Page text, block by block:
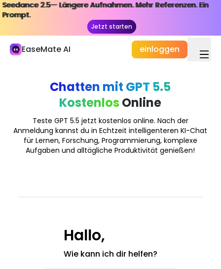
Seedance 2.5— Längere Aufnahmen. Mehr Referenzen. Ein
Prompt.
Jetzt starten
Seedance 2.5— Längere Aufnahmen. Mehr Referenzen. Ein
Prompt.
Jetzt starten
EaseMate AI einloggen
Studium und Arbeit
KI-Chat
KI-Studie & Forschung
KI-Dukument
KI-Agent
Neu
Alle Werkzeuge
Chatten mit GPT 5.5
KostenlosOnline
Teste GPT 5.5 jetzt kostenlos online. Nach der
Anmeldung kannst du in Echtzeit intelligenteren KI-Chat
für Lernen, Forschung, Programmierung, komplexe
Aufgaben und alltägliche Produktivität genießen!
Hallo,
Wie kann ich dir helfen?